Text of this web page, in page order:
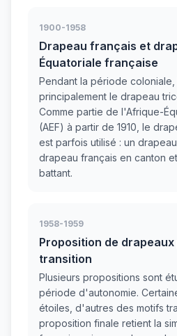
1900-1958
Drapeau français et
Équatoriale française
Pendant la période
principalement le drapeau
Comme partie de l'Afrique-
(AEF) à partir de 1910, le
est parfois utilisé : un
drapeau français en canton
battant.
1958-1959
Proposition de
transition
Plusieurs propositions sont
période d'autonomie.
étoiles, d'autres des motifs
proposition finale retient la